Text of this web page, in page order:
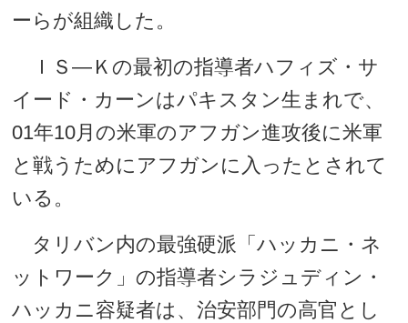
ーらが組織した。
ＩＳ―Ｋの最初の指導者ハフィズ・サ
イード・カーンはパキスタン生まれで、
01年10月の米軍のアフガン進攻後に米軍
と戦うためにアフガンに入ったとされて
いる。
タリバン内の最強硬派「ハッカニ・ネ
ットワーク」の指導者シラジュディン・
ハッカニ容疑者は、治安部門の高官とし